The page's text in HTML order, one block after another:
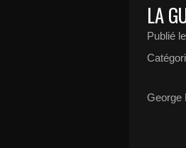
LA
Publié le
George